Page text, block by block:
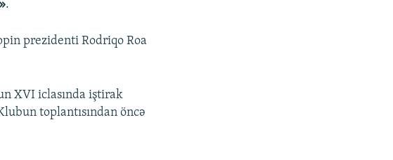
.
prezidenti Rodriqo Roa
XVI iclasında iştirak
toplantısından öncə